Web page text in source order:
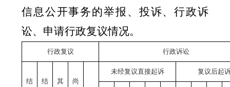
信息公开事务的举报、投诉、行政诉
讼、 申请行政复议情况。
行政复议 行政诉讼
结 结 其 尚
未经复议直接起诉 复议后起